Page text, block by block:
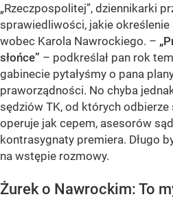
„Rzeczpospolitej”, dziennikarki
sprawiedliwości, jakie
wobec Karola Nawrockiego. –
słońce” – podkreślał pan rok
gabinecie pytałyśmy o pana
praworządności. No chyba
sędziów TK, od których odbierze
operuje jak cepem, asesorów
kontrasygnaty premiera. Długo
na wstępie rozmowy.
Żurek o Nawrockim: To